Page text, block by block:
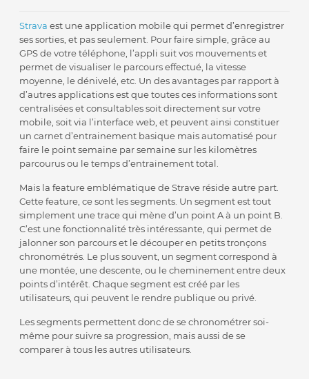
Strava est une application mobile qui permet d’enregistrer
ses sorties, et pas seulement. Pour faire simple, grâce au
GPS de votre téléphone, l’appli suit vos mouvements et
permet de visualiser le parcours effectué, la vitesse
moyenne, le dénivelé, etc. Un des avantages par rapport à
d’autres applications est que toutes ces informations sont
centralisées et consultables soit directement sur votre
mobile, soit via l’interface web, et peuvent ainsi constituer
un carnet d’entrainement basique mais automatisé pour
faire le point semaine par semaine sur les kilomètres
parcourus ou le temps d’entrainement total.
Mais la feature emblématique de Strave réside autre part.
Cette feature, ce sont les segments. Un segment est tout
simplement une trace qui mène d’un point A à un point B.
C’est une fonctionnalité très intéressante, qui permet de
jalonner son parcours et le découper en petits tronçons
chronométrés. Le plus souvent, un segment correspond à
une montée, une descente, ou le cheminement entre deux
points d’intérêt. Chaque segment est créé par les
utilisateurs, qui peuvent le rendre publique ou privé.
Les segments permettent donc de se chronométrer soi-
même pour suivre sa progression, mais aussi de se
comparer à tous les autres utilisateurs.